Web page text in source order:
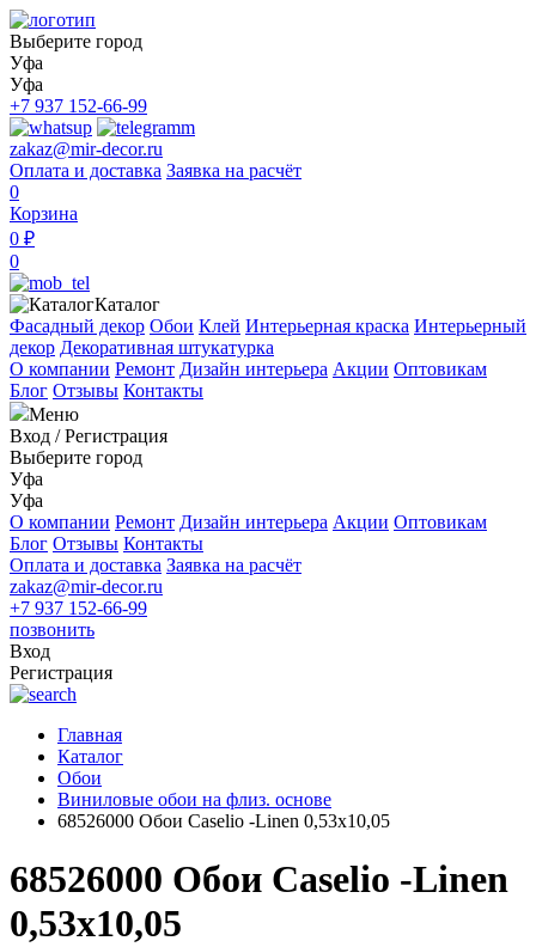
Выберите город
Уфа
Уфа
+7 937 152-66-99
zakaz@mir-decor.ru
Оплата и доставка Заявка на расчёт
0
Корзина
0 ₽
0
Каталог
Фасадный декор Обои Клей Интерьерная краска Интерьерный
декор Декоративная штукатурка
О компании Ремонт Дизайн интерьера Акции Оптовикам
Блог Отзывы Контакты
Меню
Вход /Регистрация
Выберите город
Уфа
Уфа
О компании Ремонт Дизайн интерьера Акции Оптовикам
Блог Отзывы Контакты
Оплата и доставка Заявка на расчёт
zakaz@mir-decor.ru
+7 937 152-66-99
позвонить
Вход
Регистрация
Главная
Каталог
Обои
Виниловые обои на флиз. основе
68526000 Обои Caselio -Linen 0,53х10,05
68526000 Обои Caselio -Linen
0,53х10,05